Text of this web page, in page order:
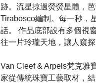
跡。流星掠過熒熒星體，
Tirabosco編制。每一秒，
話。 作品底部設有多個視
往一片玲瓏天地，讓人窺
Van Cleef & Arpels梵克雅
家從傳統珠寶工藝取材，